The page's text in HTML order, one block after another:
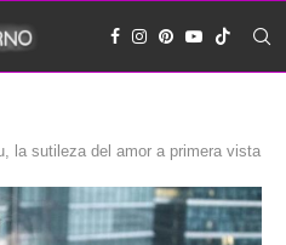
la sutileza del amor a primera vista